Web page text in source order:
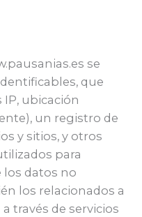
se
que
ubicación
un registro de
y sitios, y otros
para
los datos no
los relacionados a
través de servicios